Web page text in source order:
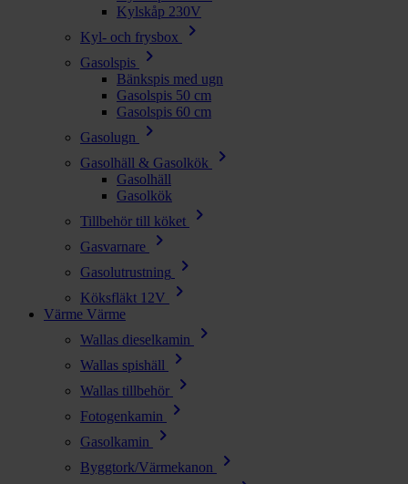
Kylskåp 230V
Kyl- och frysbox
chevron_right
Gasolspis chevron_right
Bänkspis med ugn
Gasolspis 50 cm
Gasolspis 60 cm
Gasolugn
chevron_right
Gasolhäll & Gasolkök chevron_right
Gasolhäll
Gasolkök
Tillbehör till köket
chevron_right
Gasvarnare chevron_right
Gasolutrustning chevron_right
Köksfläkt 12V chevron_right
Värme Värme
Wallas dieselkamin
chevron_right
Wallas spishäll chevron_right
Wallas tillbehör chevron_right
Fotogenkamin chevron_right
Gasolkamin chevron_right
Byggtork/Värmekanon chevron_right